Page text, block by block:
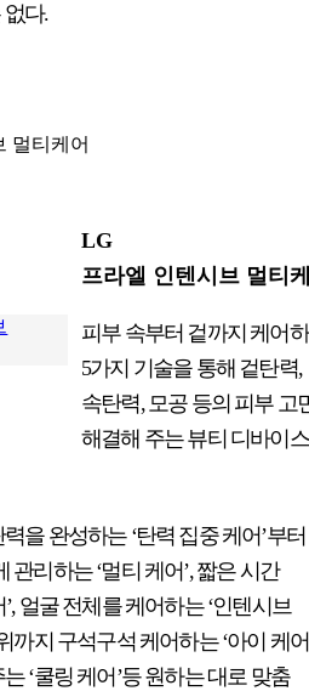
다.
LG
프라엘 인텐시브 멀티
피부 속부터 겉까지 케어
5가지 기술을 통해 겉탄력,
속탄력, 모공 등의 피부 고
해결해 주는 뷰티 디바이
을 완성하는 ‘탄력 집중 케어’부터
관리하는 ‘멀티 케어’, 짧은 시간
얼굴 전체를 케어하는 ‘인텐시브
까지 구석구석 케어하는 ‘아이 케어
‘쿨링 케어’등 원하는 대로 맞춤